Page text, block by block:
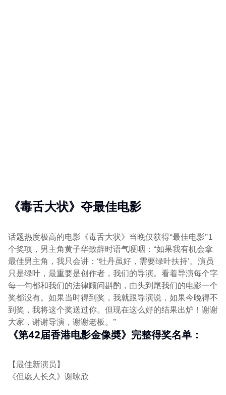
《毒舌大状》夺最佳电影
话题热度极高的电影《毒舌大状》当晚仅获得“最佳电影”1
个奖项，男主角黄子华致辞时语气哽咽：“如果我有机会拿
最佳男主角，我只会讲：‘牡丹虽好，需要绿叶扶持’。演员
只是绿叶，最重要是创作者，我们的导演。看着导演每个字
每一句都和我们的法律顾问斟酌，由头到尾我们的电影一个
奖都没有。如果当时得到奖，我就跟导演说，如果今晚得不
到奖，我将这个奖送过你。但现在这么好的结果出炉！谢谢
大家，谢谢导演，谢谢老板。”
《第42届香港电影金像奬》完整得奖名单：
【最佳新演员】
《但愿人长久》谢咏欣